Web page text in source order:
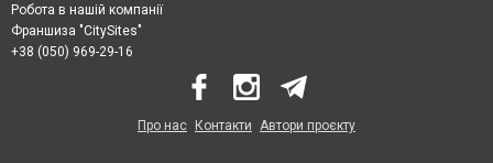
Робота в нашій компанії
Франшиза "CitySites"
+38 (050) 969-29-16
Про нас Контакти Автори проєкту